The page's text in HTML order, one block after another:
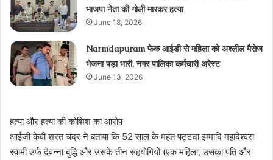
भाजपा नेता की गोली मारकर हत्या
June 18, 2026
Narmdapuram फेक आईडी से महिला को अश्लील मैसेज
भेजना पड़ा भारी, नगर पालिका कर्मचारी अरेस्ट
June 13, 2026
हत्या और हत्या की कोशिश का आरोप
आईजी केवी शरत चंद्र ने बताया कि 52 साल के महंत पट्टदा इम्मादि महादेश्वरा
स्वामी उर्फ देवन्ना बुद्धि और उसके तीन सहयोगियों (एक महिला, उसका पति और